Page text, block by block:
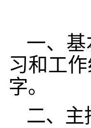
一、
习和工
字。
二、主